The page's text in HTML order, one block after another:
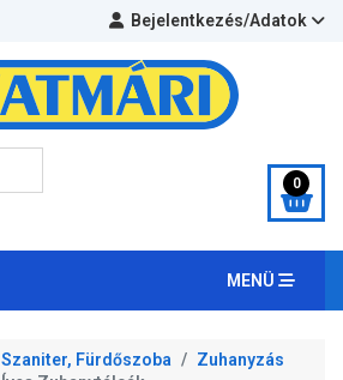
Bejelentkezés/Adatok
0
MENÜ
Szaniter, Fürdőszoba
Zuhanyzás